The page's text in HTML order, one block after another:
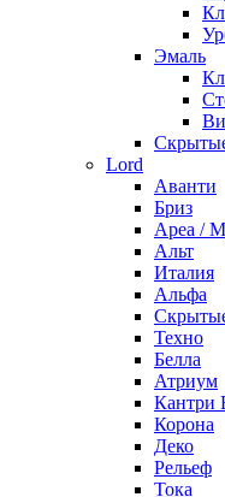
Эмаль
Lord
Аванти
Бриз
Ареа /
Альт
Италия
Альфа
Техно
Белла
Атриум
Кантри
Корона
Деко
Рельеф
Тока